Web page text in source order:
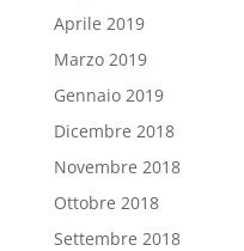
Aprile 2019
Marzo 2019
Gennaio 2019
Dicembre 2018
Novembre 2018
Ottobre 2018
Settembre 2018